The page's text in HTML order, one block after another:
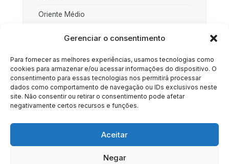
Gerenciar o consentimento
Para fornecer as melhores experiências, usamos tecnologias como
cookies para armazenar e/ou acessar informações do dispositivo. O
consentimento para essas tecnologias nos permitirá processar
dados como comportamento de navegação ou IDs exclusivos neste
site. Não consentir ou retirar o consentimento pode afetar
negativamente certos recursos e funções.
Aceitar
Negar
Oriente Médio
Rússia
Sociedade
Uncategorized